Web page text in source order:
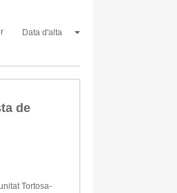
Data d'alta
de
Tortosa-